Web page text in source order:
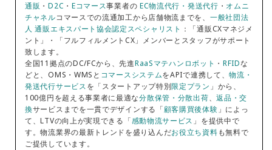
通販 ・D2C ・ Eコマース事業者の EC物流代行・発送代行 ・ オムニ
チャネルコマースでの流通加工から店舗物流までを、 一般社団法
人 通販エキスパート協会認定スペシャリスト ：「通販CXマネジメ
ント」・「フルフィルメントCX」メンバーとスタッフがサポート
致します。
全国11拠点のDC/FCから、先進RaaSマテハンロボット ・RFIDな
どと、OMS・WMSと コマースシステムをAPIで連携して、物流・
発送代行サービスを「スタートアップ特別限定プラン」から、
100億円を超える事業者に最適な分散保管・分散出荷、返品・交
換サービスまでを一貫でデザインする「顧客購買後体験」によっ
て、LTVの向上が実現できる「感動物流サービス」を提供中で
す。物流業界の最新トレンドを盛り込んだお役立ち資料も無料で
ご提供しています。